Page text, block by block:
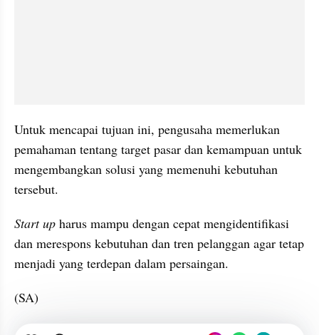
Untuk mencapai tujuan ini, pengusaha memerlukan
pemahaman tentang target pasar dan kemampuan untuk
mengembangkan solusi yang memenuhi kebutuhan
tersebut.
Start up harus mampu dengan cepat mengidentifikasi
dan merespons kebutuhan dan tren pelanggan agar tetap
menjadi yang terdepan dalam persaingan.
(SA)